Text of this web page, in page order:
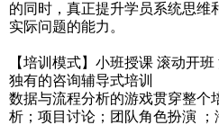
的同时，真正提升学员系统思维
实际问题的能力。
【培训模式】小班授课 滚动开
独有的咨询辅导式培训
数据与流程分析的游戏贯穿整个
析；项目讨论；团队角色扮演 ；